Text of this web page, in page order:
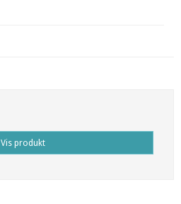
Vis produkt